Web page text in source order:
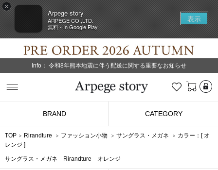
×
Arpege story
ARPEGE CO.,LTD.
無料 - In Google Play
表示
Info： 令和8年熊本地震に伴う配送に関する重要なお知らせ
お気に入り
BRAND CATEGORY
TOP Rirandture ファッション小物 サングラス・メガネ カラー：[ オ
レンジ ]
サングラス・メガネ Rirandture オレンジ